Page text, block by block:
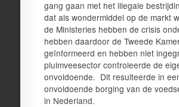
gang gaan met het illegale
dat als wondermiddel op de markt
de Ministeries hebben de crisis
hebben daardoor de Tweede
geïnformeerd en hebben niet
pluimveesector controleerde de
onvoldoende. Dit resulteerde in
onvoldoende borging van de
in Nederland.